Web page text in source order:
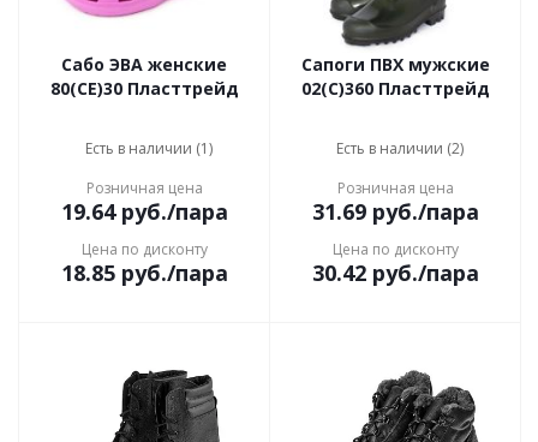
Сабо ЭВА женские
80(СЕ)30 Пласттрейд
Есть в наличии (1)
Розничная цена
19.64руб./пара
Цена по дисконту
18.85руб./пара
Сапоги ПВХ мужские
02(С)360 Пласттрейд
Есть в наличии (2)
Розничная цена
31.69руб./пара
Цена по дисконту
30.42руб./пара